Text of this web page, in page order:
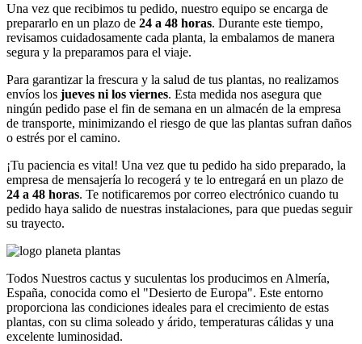
Una vez que recibimos tu pedido, nuestro equipo se encarga de
prepararlo en un plazo de 24 a 48 horas. Durante este tiempo,
revisamos cuidadosamente cada planta, la embalamos de manera
segura y la preparamos para el viaje.
Para garantizar la frescura y la salud de tus plantas, no realizamos
envíos los jueves ni los viernes. Esta medida nos asegura que
ningún pedido pase el fin de semana en un almacén de la empresa
de transporte, minimizando el riesgo de que las plantas sufran daños
o estrés por el camino.
¡Tu paciencia es vital! Una vez que tu pedido ha sido preparado, la
empresa de mensajería lo recogerá y te lo entregará en un plazo de
24 a 48 horas. Te notificaremos por correo electrónico cuando tu
pedido haya salido de nuestras instalaciones, para que puedas seguir
su trayecto.
Todos Nuestros cactus y suculentas los producimos en Almería,
España, conocida como el "Desierto de Europa". Este entorno
proporciona las condiciones ideales para el crecimiento de estas
plantas, con su clima soleado y árido, temperaturas cálidas y una
excelente luminosidad.